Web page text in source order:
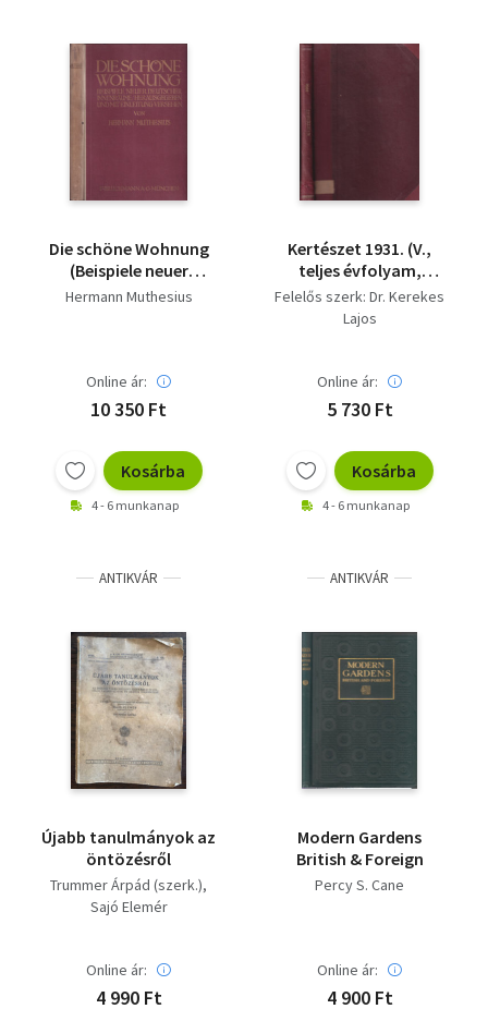
Die schöne Wohnung
(Beispiele neuer
deutscher
Hermann Muthesius
Online ár:
10 350 Ft
Kosárba
4 - 6 munkanap
Kertészet 1931. (V.,
teljes évfolyam,
egybekötve)
Felelős szerk: Dr. Kerekes
Lajos
Online ár:
5 730 Ft
Kosárba
4 - 6 munkanap
ANTIKVÁR
Újabb tanulmányok az
öntözésről
Trummer Árpád (szerk.)
Sajó Elemér
Online ár:
4 990 Ft
ANTIKVÁR
Modern Gardens
British & Foreign
Percy S. Cane
Online ár:
4 900 Ft